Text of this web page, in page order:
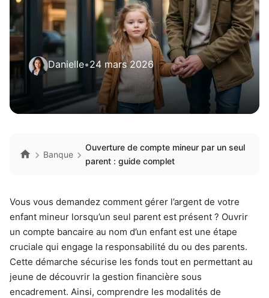
Danielle•24 mars 2026
Banque
Ouverture de compte mineur par un seul
parent : guide complet
Vous vous demandez comment gérer l’argent de votre
enfant mineur lorsqu’un seul parent est présent ? Ouvrir
un compte bancaire au nom d’un enfant est une étape
cruciale qui engage la responsabilité du ou des parents.
Cette démarche sécurise les fonds tout en permettant au
jeune de découvrir la gestion financière sous
encadrement. Ainsi, comprendre les modalités de